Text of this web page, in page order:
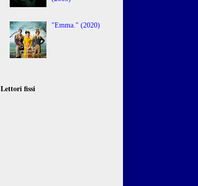
"Emma." (2020)
Lettori fissi